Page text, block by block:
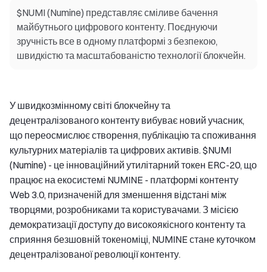
$NUMI (Numine) представляє сміливе бачення
майбутнього цифрового контенту. Поєднуючи
зручність все в одному платформі з безпекою,
швидкістю та масштабованістю технології блокчейн.
У швидкозмінному світі блокчейну та
децентралізованого контенту вибуває новий учасник,
що переосмислює створення, публікацію та споживання
культурних матеріалів та цифрових активів. $NUMI
(Numine) - це інноваційний утилітарний токен ERC-20, що
працює на екосистемі NUMINE - платформі контенту
Web 3.0, призначеній для зменшення відстані між
творцями, розробниками та користувачами. З місією
демократизації доступу до високоякісного контенту та
сприяння безшовній токеноміці, NUMINE стане куточком
децентралізованої революції контенту.